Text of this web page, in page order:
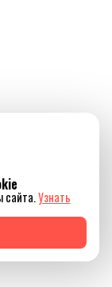
сайта.Узнать